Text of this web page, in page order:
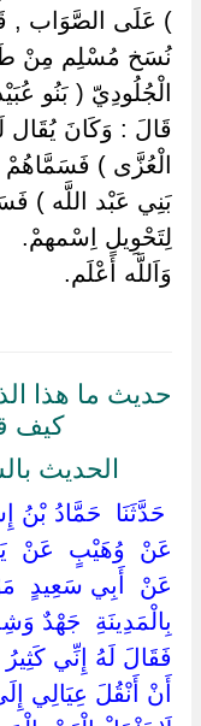
) عَلَى الصَّوَاب ,
نُسَخ مُسْلِم مِنْ
الْجُلُودِيّ ( بَنُو
قَالَ : وَكَانَ يُقَال
الْعُزَّى ) فَسَمَّاهُمْ
بَنِي عَبْد اللَّه )
لِتَحْوِيلِ اِسْمهمْ.
وَاَللَّه أَعْلَم.
حديث ما هذا
كيف
الحديث
‏حَدَّثَنَا ‏ ‏حَمَّادُ بْنُ
‏عَنْ ‏ ‏وُهَيْبٍ ‏ ‏عَنْ
عَنْ ‏ ‏أَبِي سَعِيدٍ
‏بِالْمَدِينَةِ ‏ ‏جَهْدٌ
‏فَقَالَ لَهُ إِنِّي
أَنْ أَنْقُلَ عِيَالِي